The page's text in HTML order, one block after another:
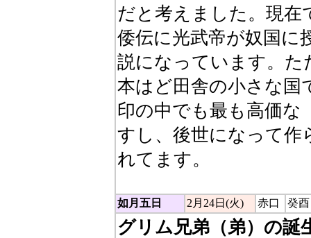
だと考えました。現在
倭伝に光武帝が奴国に
説になっています。た
本はど田舎の小さな国
印の中でも最も高価な
すし、後世になって作
れてます。
如月五日 2月24日(火) 赤口 癸酉
グリム兄弟（弟）の誕